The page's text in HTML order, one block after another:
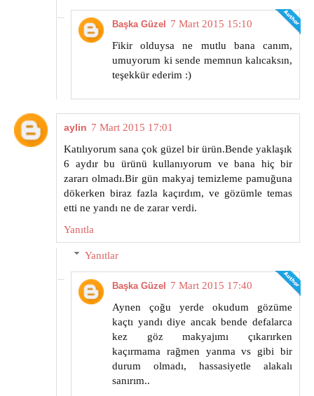
Başka Güzel
7 Mart 2015 15:10
Fikir olduysa ne mutlu bana canım,
umuyorum ki sende memnun kalıcaksın,
teşekkür ederim :)
aylin 7 Mart 2015 17:01
Katılıyorum sana çok güzel bir ürün.Bende yaklaşık
6 aydır bu ürünü kullanıyorum ve bana hiç bir
zararı olmadı.Bir gün makyaj temizleme pamuğuna
dökerken biraz fazla kaçırdım, ve gözümle temas
etti ne yandı ne de zarar verdi.
Yanıtla
Yanıtlar
Başka Güzel
7 Mart 2015 17:40
Aynen çoğu yerde okudum gözüme
kaçtı yandı diye ancak bende defalarca
kez göz makyajımı çıkarırken
kaçırmama rağmen yanma vs gibi bir
durum olmadı, hassasiyetle alakalı
sanırım..